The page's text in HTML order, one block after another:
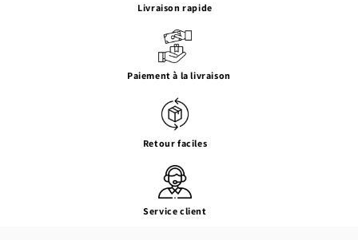
Livraison rapide
Paiement à la livraison
Retour faciles
Service client